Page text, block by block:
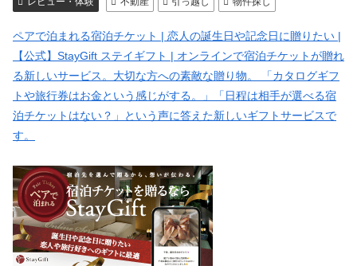
ペアで泊まれる宿泊チケット | 恋人の誕生日や記念日に贈りたい |
【公式】StayGift ステイギフト | オンラインで宿泊チケットが贈れ
る新しいサービス。大切な方への素敵な贈り物。 「カタログギフ
トや旅行券はお金という感じがする。」「日程は相手が選べる宿
泊チケットはない？」という声に答えた新しいギフトサービスで
す。